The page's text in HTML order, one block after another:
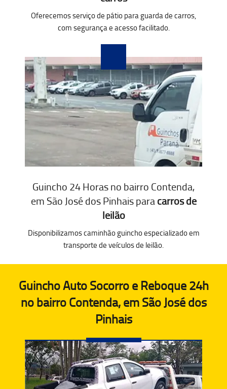
Oferecemos serviço de pátio para guarda de carros,
com segurança e acesso facilitado.
Guincho 24 Horas no bairro Contenda,
em São José dos Pinhais paracarros de
leilão
Disponibilizamos caminhão guincho especializado em
transporte de veículos de leilão.
Guincho Auto Socorro e Reboque 24h
no bairro Contenda, em São José dos
Pinhais